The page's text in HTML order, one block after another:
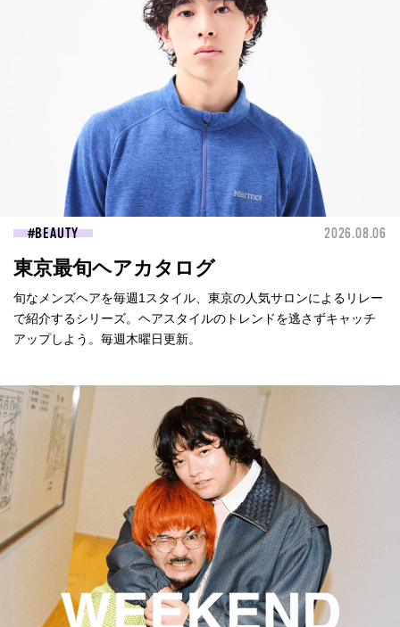
BEAUTY 2026.08.06
東京最旬ヘアカタログ
旬なメンズヘアを毎週1スタイル、東京の人気サロンによるリレー
で紹介するシリーズ。ヘアスタイルのトレンドを逃さずキャッチ
アップしよう。毎週木曜日更新。